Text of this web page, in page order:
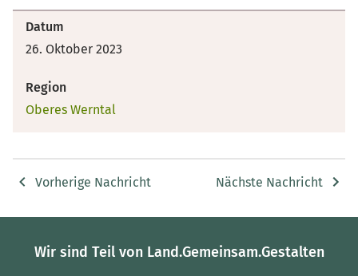
Datum
26. Oktober 2023
Region
Oberes Werntal
Vorherige Nachricht Nächste Nachricht
Wir sind Teil von Land.Gemeinsam.Gestalten